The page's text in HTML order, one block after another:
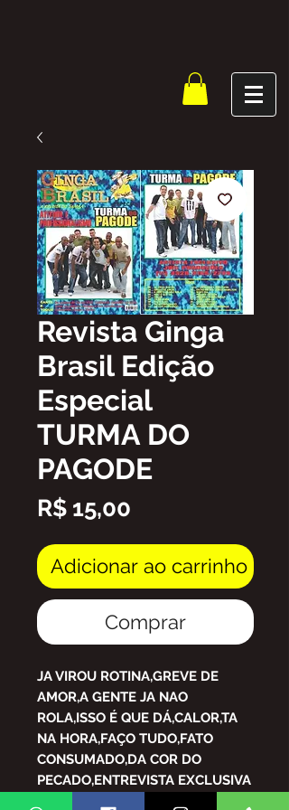
Revista Ginga
Brasil Edição
Especial
TURMA DO
PAGODE
R$ 15,00
Adicionar ao carrinho
Comprar
JA VIROU ROTINA,GREVE DE
AMOR,A GENTE JA NAO
ROLA,ISSO É QUE DÁ,CALOR,TA
NA HORA,FAÇO TUDO,FATO
CONSUMADO,DA COR DO
PECADO,ENTREVISTA EXCLUSIVA